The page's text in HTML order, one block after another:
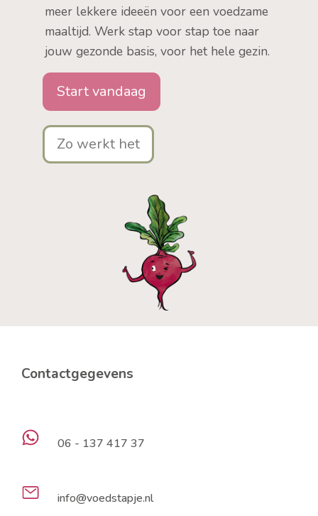
meer lekkere ideeën voor een voedzame
maaltijd. Werk stap voor stap toe naar
jouw gezonde basis, voor het hele gezin.
Start vandaag
Zo werkt het
Contactgegevens
06 - 137 417 37
info@voedstapje.nl